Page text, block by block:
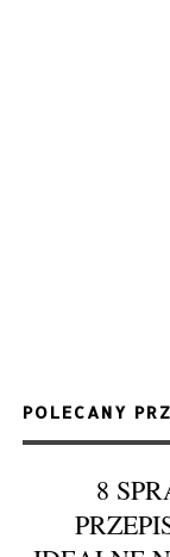
POLECANY
8